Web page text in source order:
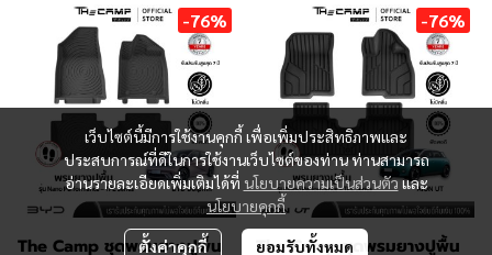
-76%
The Camp ชุดพรมยางปูพื้น
-76%
The Camp ชุดพรมยางปูพื้น
เว็บไซต์นี้มีการใช้งานคุกกี้ เพื่อเพิ่มประสิทธิภาพและ
ประสบการณ์ที่ดีในการใช้งานเว็บไซต์ของท่าน ท่านสามารถ
อ่านรายละเอียดเพิ่มเติมได้ที่ นโยบายความเป็นส่วนตัวและ
นโยบายคุกกี้
ตั้งค่าคุกกี้ ยอมรับทั้งหมด